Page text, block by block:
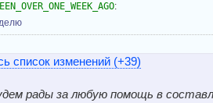
:
список изменений (+39)
рады за любую помощь в